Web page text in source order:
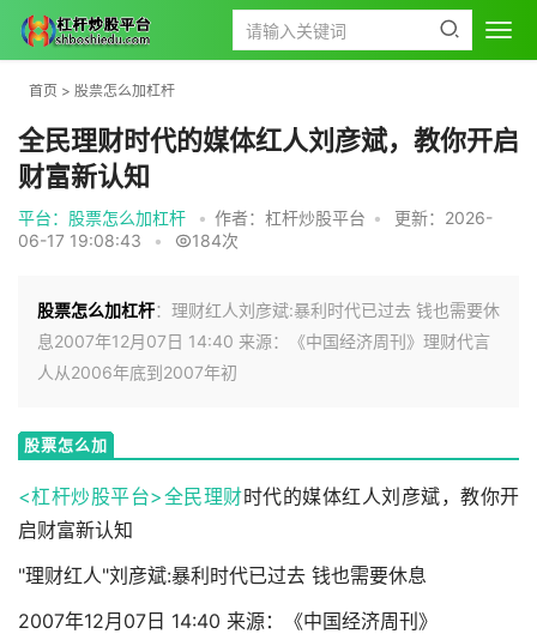
首页 > 股票怎么加杠杆
全民理财时代的媒体红人刘彦斌，教你开启
财富新认知
平台：股票怎么加杠杆 • 作者：杠杆炒股平台 •
更新：2026-
06-17 19:08:43
• 184次
股票怎么加杠杆：理财红人刘彦斌:暴利时代已过去 钱也需要休
息2007年12月07日 14:40 来源：《中国经济周刊》理财代言
人从2006年底到2007年初
股票怎么加
<杠杆炒股平台>全民理财时代的媒体红人刘彦斌，教你开
启财富新认知
"理财红人"刘彦斌:暴利时代已过去 钱也需要休息
2007年12月07日 14:40 来源：《中国经济周刊》